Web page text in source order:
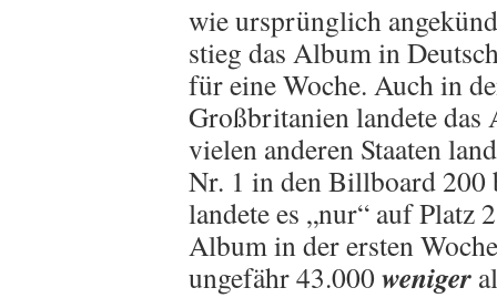
wie ursprünglich
stieg das Album in
für eine Woche. Auch in
Großbritanien landete
vielen anderen Staaten
Nr. 1 in den Billboard
landete es „nur“ auf Platz
Album in der ersten
ungefähr 43.000weniger